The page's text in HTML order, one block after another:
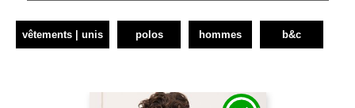
vêtements | unis polos hommes b&c